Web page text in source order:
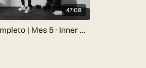
47:08
Día 3: Cuerpo Completo | Mes 5 · Inner Method 2.0 Home